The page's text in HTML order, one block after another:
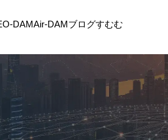
DAMAir-DAMブログすむむ